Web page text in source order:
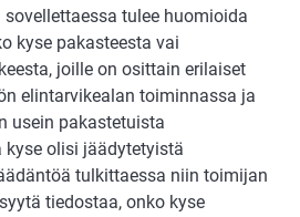
tulee huomioida
kyse pakasteesta vai
joille on osittain erilaiset
elintarvikealan toiminnassa ja
usein pakastetuista
olisi jäädytetyistä
tulkittaessa niin toimijan
tiedostaa, onko kyse